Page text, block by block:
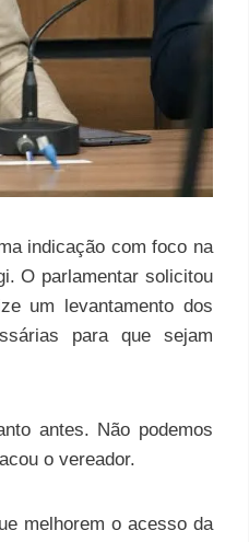
indicação com foco na
O parlamentar solicitou
um levantamento dos
para que sejam
antes. Não podemos
o vereador.
melhorem o acesso da